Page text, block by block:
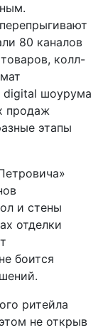
80 каналов
колл­-
digital шоурума
продаж
этапы
и стены
отделки
боится
ритейла
не открыв